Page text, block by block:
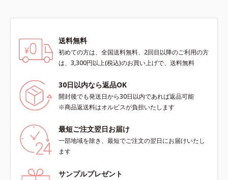
送料無料
初めての方は、全国送料無料、2回目以降のご利用の方
は、3,300円以上(税込)のお買い上げで、送料無料
30日以内なら返品OK
開封後でも発送日から30日以内であれば返品可能
※商品返送料はオルビスが負担いたします
最短ご注文翌日お届け
一部地域を除き、最短でご注文の翌日にお届けいたし
ます
サンプルプレゼント